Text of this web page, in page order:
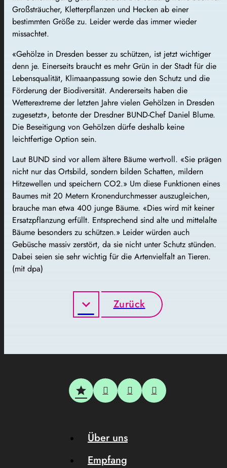
Großsträucher, Kletterpflanzen und Hecken ab einer
bestimmten Größe zu. Leider werde das immer wieder
missachtet.
«Gehölze in Dresden besser zu schützen, ist jetzt wichtiger
denn je. Einerseits braucht es mehr Grün in der Stadt für die
Lebensqualität, Klimaanpassung sowie den Schutz und die
Förderung der Biodiversität. Andererseits haben die
Wetterextreme der letzten Jahre vielen Gehölzen in Dresden
zugesetzt», betonte der Dresdner BUND-Chef Daniel Blume.
Die Beseitigung von Gehölzen dürfe deshalb keine
leichtfertige Option sein.
Laut BUND sind vor allem ältere Bäume wertvoll. «Sie prägen
nicht nur das Ortsbild, sondern bilden Schatten, mildern
Hitzewellen und speichern CO2.» Um diese Funktionen eines
Baumes mit 20 Metern Kronendurchmesser auszugleichen,
brauche man etwa 400 junge Bäume. «Dies wird mit keiner
Ersatzpflanzung erfüllt. Entsprechend sind alte und mittelalte
Bäume besonders zu schützen.» Leider würden auch
Gebüsche massiv zerstört, da sie nicht unter Schutz stünden.
Dabei seien sie sehr wichtig für die Artenvielfalt an Tieren.
(mit dpa)
Zurück
Über uns
Empfang